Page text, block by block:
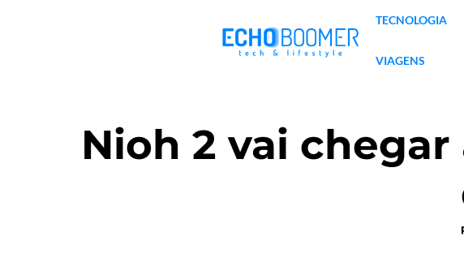
TECNOLOGIA
VIAGENS
Nioh 2 vai